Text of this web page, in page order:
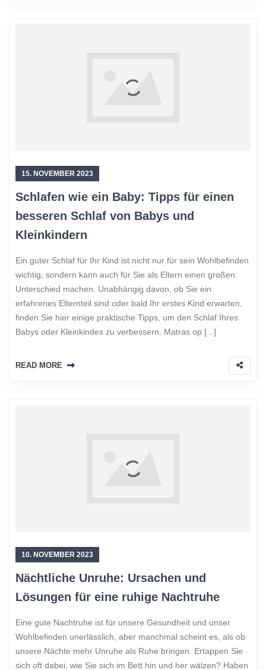
15. NOVEMBER 2023
Schlafen wie ein Baby: Tipps für einen
besseren Schlaf von Babys und
Kleinkindern
Ein guter Schlaf für Ihr Kind ist nicht nur für sein Wohlbefinden
wichtig, sondern kann auch für Sie als Eltern einen großen
Unterschied machen. Unabhängig davon, ob Sie ein
erfahrenes Elternteil sind oder bald Ihr erstes Kind erwarten,
finden Sie hier einige praktische Tipps, um den Schlaf Ihres
Babys oder Kleinkindes zu verbessern. Matras op [...]
READ MORE
10. NOVEMBER 2023
Nächtliche Unruhe: Ursachen und
Lösungen für eine ruhige Nachtruhe
Eine gute Nachtruhe ist für unsere Gesundheit und unser
Wohlbefinden unerlässlich, aber manchmal scheint es, als ob
unsere Nächte mehr Unruhe als Ruhe bringen. Ertappen Sie
sich oft dabei, wie Sie sich im Bett hin und her wälzen? Haben